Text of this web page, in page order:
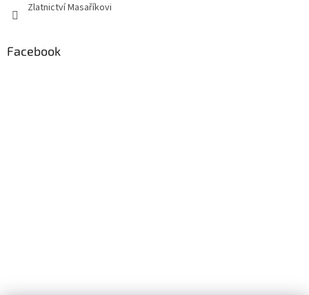
Zlatnictví Masaříkovi
Facebook